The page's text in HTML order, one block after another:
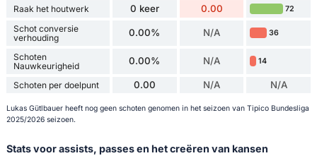
Raak het houtwerk 0 keer 0.00 72
Schot conversie
verhouding
0.00% N/A 36
Schoten
Nauwkeurigheid
0.00% N/A 14
Schoten per doelpunt 0.00 N/A N/A
Lukas Gütlbauer heeft nog geen schoten genomen in het seizoen van Tipico Bundesliga
2025/2026 seizoen.
Stats voor assists, passes en het creëren van kansen